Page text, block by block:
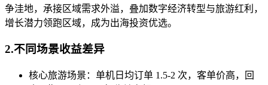
争洼地，承接区域需求外溢，叠加数字经济转型与旅游红利，
增长潜力领跑区域，成为出海投资优选。
2.不同场景收益差异
核心旅游场景：单机日均订单 1.5-2 次，客单价高，回